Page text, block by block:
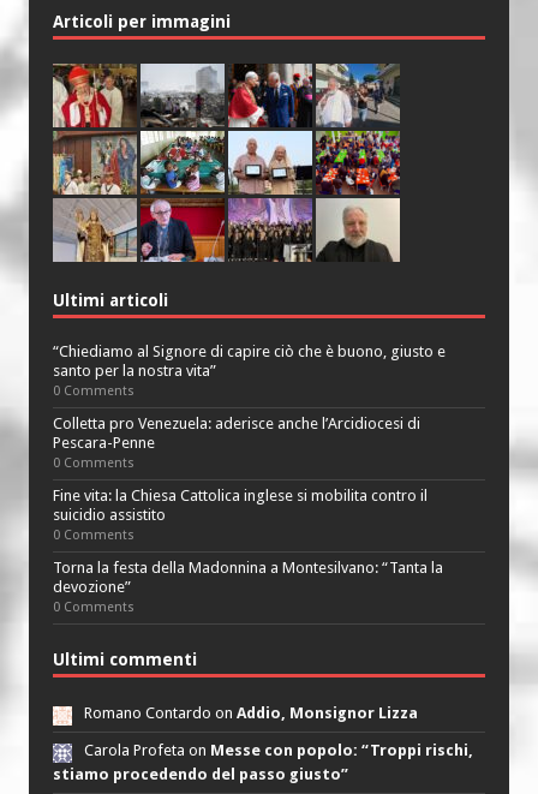
Articoli per immagini
Ultimi articoli
“Chiediamo al Signore di capire ciò che è buono, giusto e
santo per la nostra vita”
0 Comments
Colletta pro Venezuela: aderisce anche l’Arcidiocesi di
Pescara-Penne
0 Comments
Fine vita: la Chiesa Cattolica inglese si mobilita contro il
suicidio assistito
0 Comments
Torna la festa della Madonnina a Montesilvano: “Tanta la
devozione”
0 Comments
Ultimi commenti
Romano Contardo on Addio, Monsignor Lizza
Carola Profeta on Messe con popolo: “Troppi rischi,
stiamo procedendo del passo giusto”